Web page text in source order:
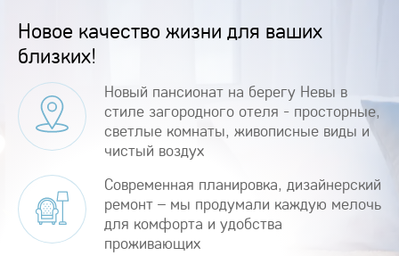
Новое качество жизни для ваших
близких!
Новый пансионат на берегу Невы в
стиле загородного отеля - просторные,
светлые комнаты, живописные виды и
чистый воздух
Современная планировка, дизайнерский
ремонт – мы продумали каждую мелочь
для комфорта и удобства
проживающих